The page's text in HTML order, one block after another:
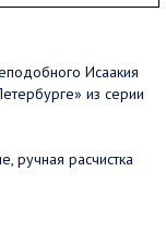
Исаакия
» из серии
ручная расчистка